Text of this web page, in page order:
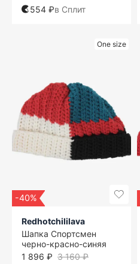
554 ₽в Сплит
One size
-40%
Redhotchililava
Шапка Спортсмен
черно-красно-синяя
3 160 ₽
1 896 ₽